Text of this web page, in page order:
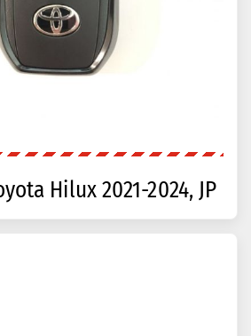
Hilux 2021-2024, JP